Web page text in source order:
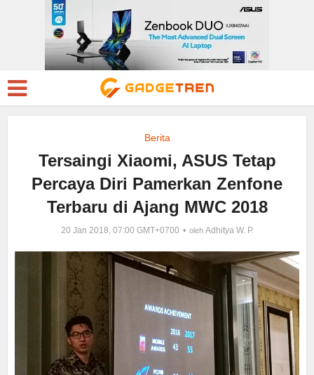
Berita
Tersaingi Xiaomi, ASUS Tetap
Percaya Diri Pamerkan Zenfone
Terbaru di Ajang MWC 2018
20 Jan 2018, 07:00 GMT+0700 oleh Adhitya W. P.